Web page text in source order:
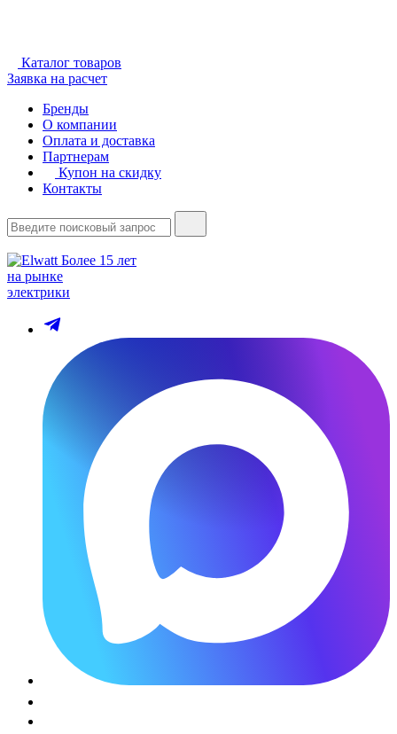
Каталог товаров
Заявка на расчет
Бренды
О компании
Оплата и доставка
Партнерам
Купон на скидку
Контакты
Более 15 лет
на рынке
электрики